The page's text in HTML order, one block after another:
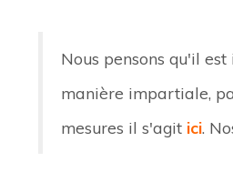
Nous pensons qu'il
manière impartiale,
mesures il s'agit ici.